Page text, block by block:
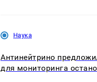
Наука
Антинейтрино
для мониторинга